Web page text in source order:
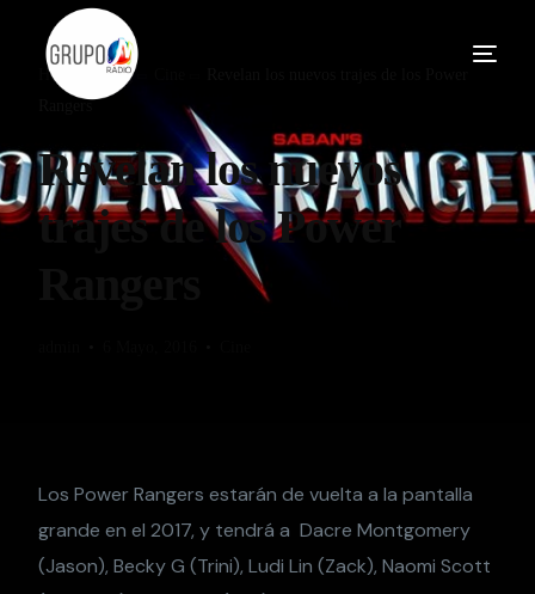
Home Blog
Rangers
Revelan los nuevos
trajes de los Power
Los Power Rangers estarán de vuelta a la pantalla
grande en el 2017, y tendrá a Dacre Montgomery
(Jason), Becky G (Trini), Ludi Lin (Zack), Naomi Scott